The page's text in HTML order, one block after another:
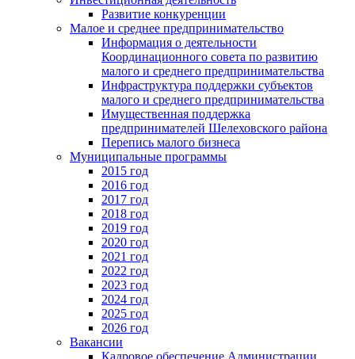
Развитие конкуренции
Малое и среднее предпринимательство
Информация о деятельности
Координационного совета по развитию
малого и среднего предпринимательства
Инфраструктура поддержки субъектов
малого и среднего предпринимательства
Имущественная поддержка
предпринимателей Шелеховского района
Перепись малого бизнеса
Муниципальные программы
2015 год
2016 год
2017 год
2018 год
2019 год
2020 год
2021 год
2022 год
2023 год
2024 год
2025 год
2026 год
Вакансии
Кадровое обеспечение Администрации